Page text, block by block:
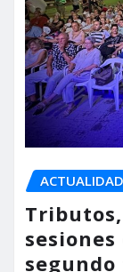
ACTUALIDAD
segundo